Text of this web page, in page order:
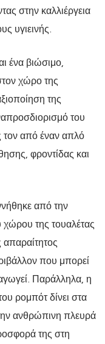
στην καλλιέργεια
υγιεινής.
ένα βιώσιμο,
χώρο της
της
του
τον από έναν απλό
φροντίδας και
από την
χώρου της τουαλέτας
που μπορεί
Παράλληλα, η
ρομπότ δίνει στα
ανθρώπινη πλευρά
της στη